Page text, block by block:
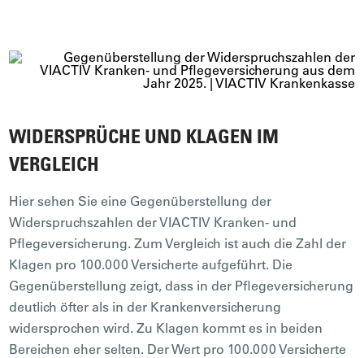
WIDERSPRÜCHE UND KLAGEN IM
VERGLEICH
Hier sehen Sie eine Gegenüberstellung der
Widerspruchszahlen der VIACTIV Kranken- und
Pflegeversicherung. Zum Vergleich ist auch die Zahl der
Klagen pro 100.000 Versicherte aufgeführt. Die
Gegenüberstellung zeigt, dass in der Pflegeversicherung
deutlich öfter als in der Krankenversicherung
widersprochen wird. Zu Klagen kommt es in beiden
Bereichen eher selten. Der Wert pro 100.000 Versicherte